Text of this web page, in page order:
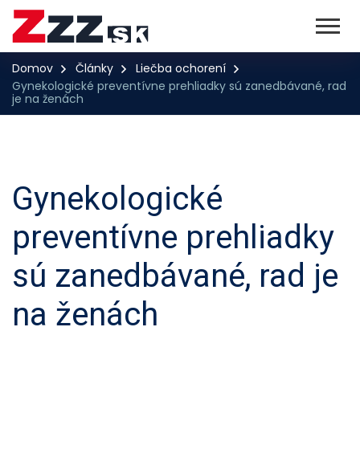
Domov Články
Liečba ochorení
Gynekologické preventívne prehliadky sú zanedbávané, rad
je na ženách
Gynekologické
preventívne prehliadky
sú zanedbávané, rad je
na ženách